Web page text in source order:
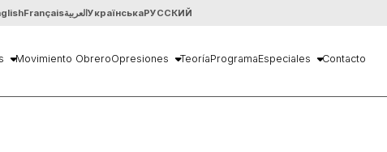
FrançaisالعربيةУкраїнськаРУССКИЙ
Movimiento ObreroOpresiones TeoríaProgramaEspeciales Contacto